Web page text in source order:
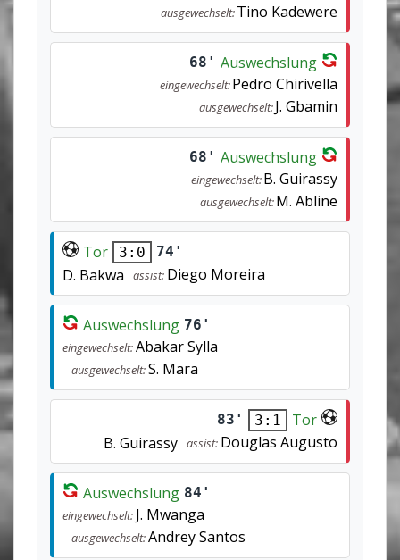
ausgewechselt:Tino Kadewere
68' Auswechslung
eingewechselt:Pedro Chirivella
ausgewechselt:J. Gbamin
68' Auswechslung
eingewechselt:B. Guirassy
ausgewechselt:M. Abline
Tor 3:0 74'
D. Bakwa assist: Diego Moreira
Auswechslung 76'
eingewechselt:Abakar Sylla
ausgewechselt:S. Mara
83' 3:1
Tor
B. Guirassy assist: Douglas Augusto
Auswechslung 84'
eingewechselt: J. Mwanga
ausgewechselt:Andrey Santos